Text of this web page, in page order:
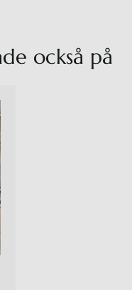
också på